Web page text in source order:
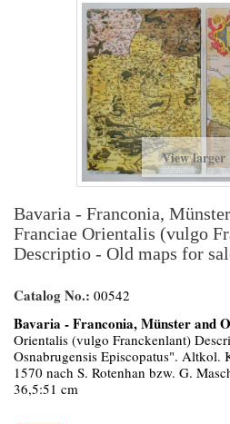
View larger
Bavaria - Franconia,
Franciae Orientalis (vulgo
Descriptio - Old maps for
Catalog No.: 00542
Bavaria - Franconia, Münster and
Orientalis (vulgo Franckenlant)
Osnabrugensis Episcopatus". Altkol.
1570 nach S. Rotenhan bzw. G.
36,5:51 cm